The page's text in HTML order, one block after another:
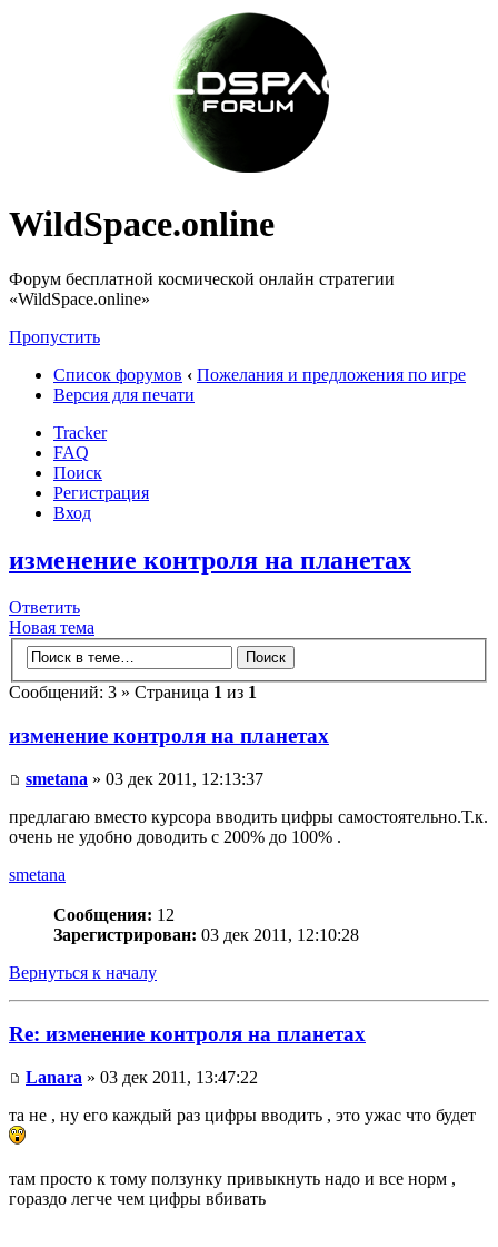
WildSpace.online
Форум бесплатной космической онлайн стратегии
«WildSpace.online»
Пропустить
Список форумов ‹ Пожелания и предложения по игре
Версия для печати
Tracker
FAQ
Поиск
Регистрация
Вход
изменение контроля на планетах
Ответить
Новая тема
Сообщений: 3 » Страница 1 из 1
изменение контроля на планетах
smetana » 03 дек 2011, 12:13:37
предлагаю вместо курсора вводить цифры самостоятельно.Т.к.
очень не удобно доводить с 200% до 100% .
smetana
Сообщения: 12
Зарегистрирован: 03 дек 2011, 12:10:28
Вернуться к началу
Re: изменение контроля на планетах
Lanara » 03 дек 2011, 13:47:22
та не , ну его каждый раз цифры вводить , это ужас что будет
там просто к тому ползунку привыкнуть надо и все норм ,
гораздо легче чем цифры вбивать